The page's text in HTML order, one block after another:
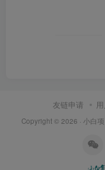
友链申请
Copyright © 2026 · 小白